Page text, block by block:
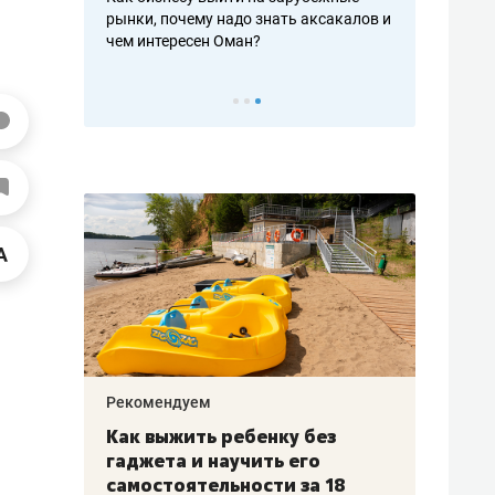
рынки, почему надо знать аксакалов и
чем интересен Оман?
–
Рекомендуем
Как выжить ребенку без
гаджета и научить его
самостоятельности за 18